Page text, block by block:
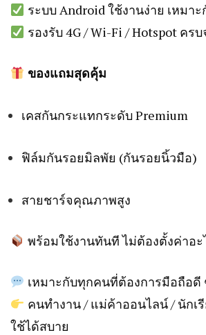
ระบบ Android ใช้งานง่าย เหมา
รองรับ 4G / Wi-Fi / Hotspot คร
ของแถมสุดคุ้ม
เคสกันกระแทกระดับ Premium
ฟิล์มกันรอยมิลพัย (กันรอยนิ้วมือ)
สายชาร์จคุณภาพสูง
พร้อมใช้งานทันที ไม่ต้องตั้งค่าอะ
เหมาะกับทุกคนที่ต้องการมือถือดี
คนทำงาน / แม่ค้าออนไลน์ / นักเ
ใช้ได้สบาย